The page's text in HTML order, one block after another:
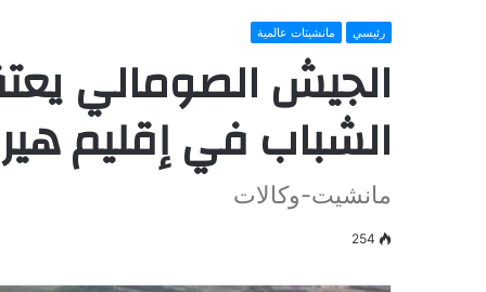
رئيسي مانشيتات عالمية
الجيش الصومالي
الشباب في إقليم
مانشيت-وكالات
254